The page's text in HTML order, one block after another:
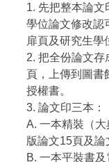
1. 先把整本論
學位論文修改認
扉頁及研究生學
2. 把全份論文
頁，上傳到圖書
授權書。
3. 論文印三本：
A. 一本精裝（
版論文15頁及論
B. 一本平裝書及